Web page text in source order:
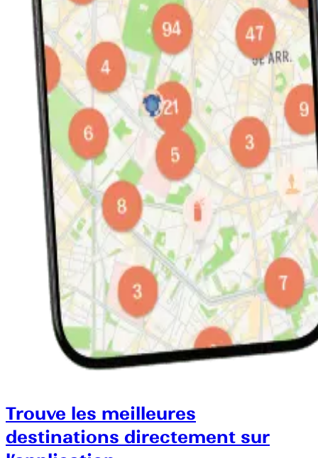
Trouve les meilleures
destinations directement sur